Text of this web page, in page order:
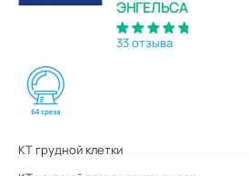
ЭНГЕЛЬСА
33 отзыва
КТ грудной клетки